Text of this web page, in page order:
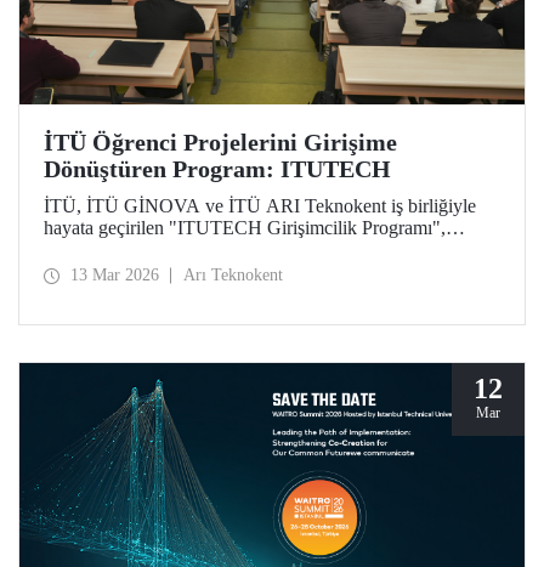
İTÜ Öğrenci Projelerini Girişime
Dönüştüren Program: ITUTECH
İTÜ, İTÜ GİNOVA ve İTÜ ARI Teknokent iş birliğiyle
hayata geçirilen "ITUTECH Girişimcilik Programı",
dönüştürmeyi amaçlıyor.
13 Mar 2026 Arı Teknokent
12
Mar